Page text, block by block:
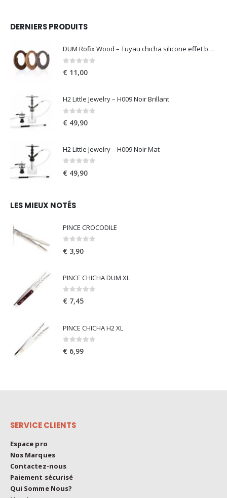
DERNIERS PRODUITS
DUM Rofix Wood – Tuyau chicha silicone effet bois
0out of 5
€ 11,00
H2 Little Jewelry – H009 Noir Brillant
€ 49,90
H2 Little Jewelry – H009 Noir Mat
€ 49,90
LES MIEUX NOTÉS
PINCE CROCODILE
€ 3,90
PINCE CHICHA DUM XL
0out of 5
€ 7,45
PINCE CHICHA H2 XL
0out of 5
€ 6,99
SERVICE CLIENTS
Espace pro
Nos Marques
Contactez-nous
Paiement sécurisé
Qui Somme Nous?